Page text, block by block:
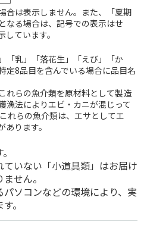
合は表示しません。また、「夏期
なる場合は、記号での表示はせ
ています。
「乳」「落花生」「えび」「か
定8品目を含んでいる場合に品目名
れらの魚介類を原材料として製造
漁法によりエビ・カニが混じって
れらの魚介類は、エサとしてエ
ります。
いない「小道具類」はお届け
せん。
ソコンなどの環境により、実
。